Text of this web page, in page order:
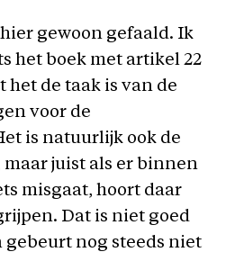
gewoon gefaald. Ik
het boek met artikel 22
het de taak is van de
voor de
is natuurlijk ook de
juist als er binnen
misgaat, hoort daar
Dat is niet goed
gebeurt nog steeds niet